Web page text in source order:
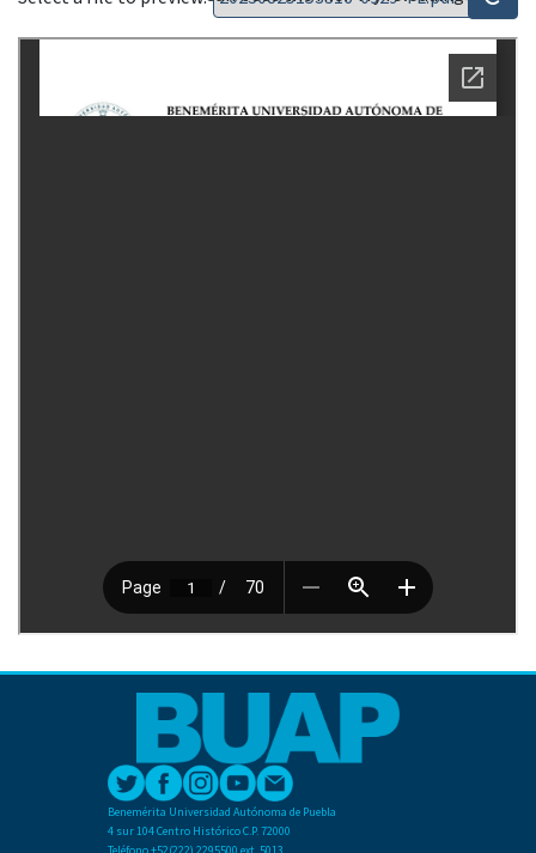
Benemérita Universidad Autónoma de Puebla
4 sur 104 Centro Histórico C.P. 72000